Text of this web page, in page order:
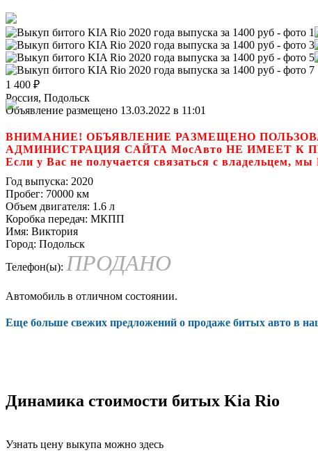
1 400 ₽
Россия, Подольск
Объявление размещено 13.03.2022 в 11:01
ВНИМАНИЕ! ОБЪЯВЛЕНИЕ РАЗМЕЩЕНО
АДМИНИСТРАЦИЯ САЙТА МосАвто НЕ ИМЕЕТ
Если у Вас не получается связаться с
Год выпуска: 2020
Пробег: 70000 км
Объем двигателя: 1.6 л
Коробка передач: МКПП
Имя: Виктория
Город: Подольск
Телефон(ы): ПРОДАНО
Автомобиль в отличном состоянии.
Еще больше свежих предложений о продаже битых авто в
Динамика стоимости битых Kia Rio
Узнать цену выкупа можно здесь